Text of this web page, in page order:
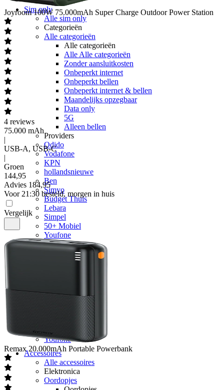
Sim only
Alle sim only
Categorieën
Alle categorieën
Alle categorieën
Alle Alle categorieën
Zonder aansluitkosten
Onbeperkt internet
Onbeperkt bellen
Onbeperkt internet & bellen
Maandelijks opzegbaar
Data only
5G
Alleen bellen
Providers
Odido
Vodafone
KPN
hollandsnieuwe
Ben
Simyo
Budget Thuis
Lebara
Simpel
50+ Mobiel
Youfone
Verlengen
Alle verlengingen
KPN
hollandsnieuwe
Ben
Lebara
50+ Mobiel
Youfone
Accessoires
Alle accessoires
Elektronica
Oordopjes
Joyroom 100W 75.000mAh Super Charge Outdoor Power Station
4 reviews
75.000 mAh
|
USB-A, USB-C
|
Groen
144,95
Advies 184,95
Voor 21:30 besteld, morgen in huis
Vergelijk
Remax 20.000mAh Portable Powerbank